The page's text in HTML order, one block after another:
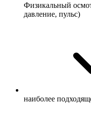
Физикальный
давление, пульс)
наиболее